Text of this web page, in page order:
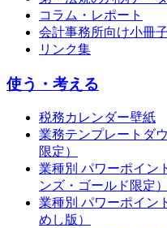
コラム・レポート
会計事務所向け小冊子
リンク集
使う・考える
税務カレンダー壁紙
業務テンプレートダ
限定）
業種別 パワーポイン
ンズ・ゴールド限定）
業種別 パワーポイン
めし版）